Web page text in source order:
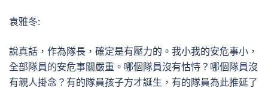
袁雅冬:
說真話，作為隊長，確定是有壓力的。我小我的安危事小，
全部隊員的安危事關嚴重。哪個隊員沒有怙恃？哪個隊員沒
有親人掛念？有的隊員孩子方才誕生，有的隊員為此推延了